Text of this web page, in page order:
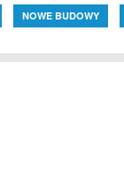
NOWE BUDOWY